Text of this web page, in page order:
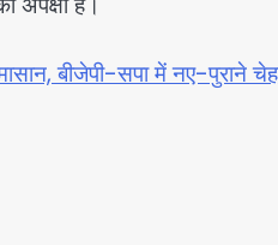
बीजेपी-सपा में नए-पुराने